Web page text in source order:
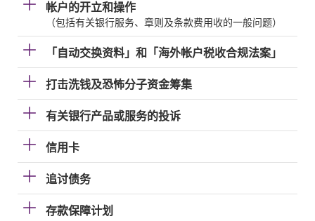
帐户的开立和操作
（包括有关银行服务、章则及条款费用收的一般问题）
「自动交换资料」和「海外帐户税收合规法案」
打击洗钱及恐怖分子资金筹集
有关银行产品或服务的投诉
信用卡
追讨债务
存款保障计划